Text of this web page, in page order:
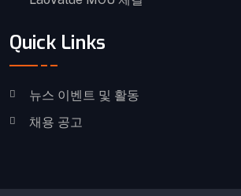
Quick Links
뉴스 이벤트 및 활동
채용 공고